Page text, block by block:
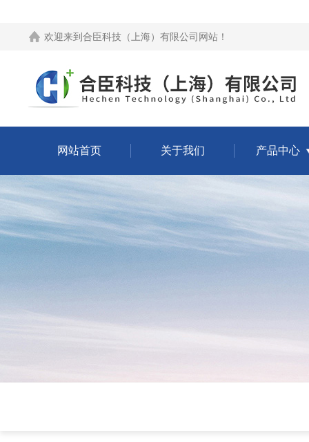
欢迎来到 合臣科技（上海）有限公司网站 ！
网站首页 关于我们 产品中心